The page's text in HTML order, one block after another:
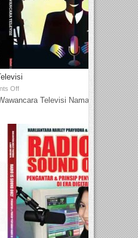
Off
Televisi Nama